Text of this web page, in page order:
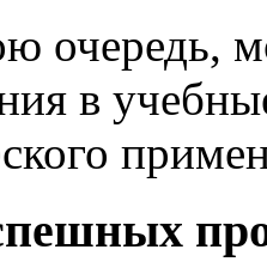
очередь,
в